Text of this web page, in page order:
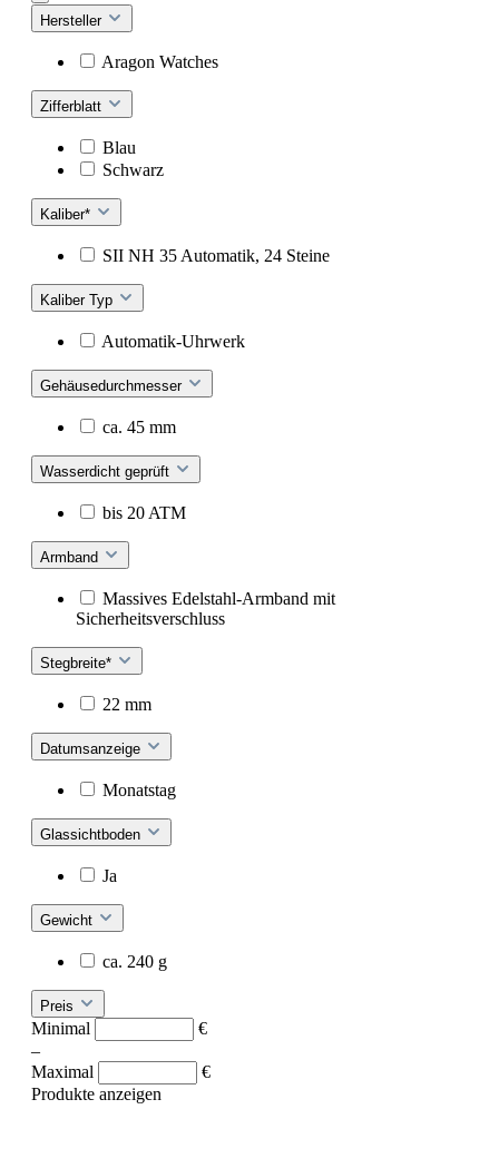
Hersteller
Aragon Watches
Zifferblatt
Blau
Schwarz
Kaliber*
SII NH 35 Automatik, 24 Steine
Kaliber Typ
Automatik-Uhrwerk
Gehäusedurchmesser
ca. 45 mm
Wasserdicht geprüft
bis 20 ATM
Armband
Massives Edelstahl-Armband mit
Sicherheitsverschluss
Stegbreite*
22 mm
Datumsanzeige
Monatstag
Glassichtboden
Ja
Gewicht
ca. 240 g
Preis
Minimal
€
–
Maximal
€
Produkte anzeigen